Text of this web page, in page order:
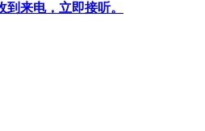
来电，立即接听。